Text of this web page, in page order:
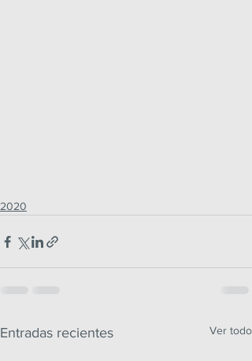
2020
Entradas recientes Ver todo